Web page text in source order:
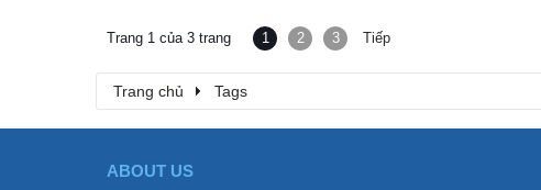
Trang 1 của 3 trang 1 2 3 Tiếp
Trang chủ Tags
ABOUT US